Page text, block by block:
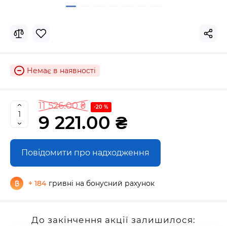
Немає в наявності
11 526.00 ₴ -20 %
9 221.00 ₴
Повідомити про надходження
+ 184 гривні на бонусний рахунок
До закінчення акції залишилося: